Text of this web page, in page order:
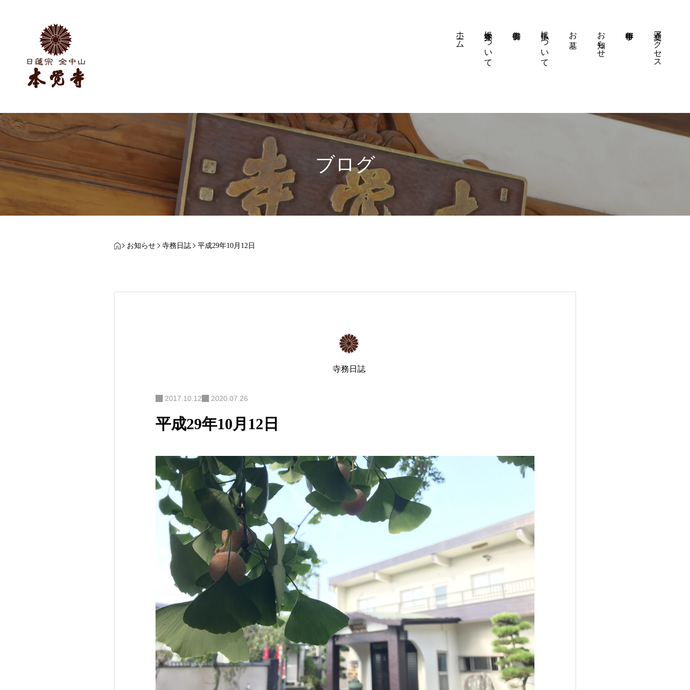
ホーム 本覚寺について 仏事について お墓 お知らせ 交通アクセス
ブログ
お知らせ 寺務日誌 平成29年10月12日
寺務日誌
2017.10.12 2020.07.26
平成29年10月12日